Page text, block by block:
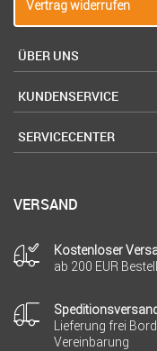
Vertrag widerrufen
ÜBER UNS
KUNDENSERVICE
SERVICECENTER
VERSAND
Kostenloser
ab 200 EUR
Lieferung frei
Vereinbarung